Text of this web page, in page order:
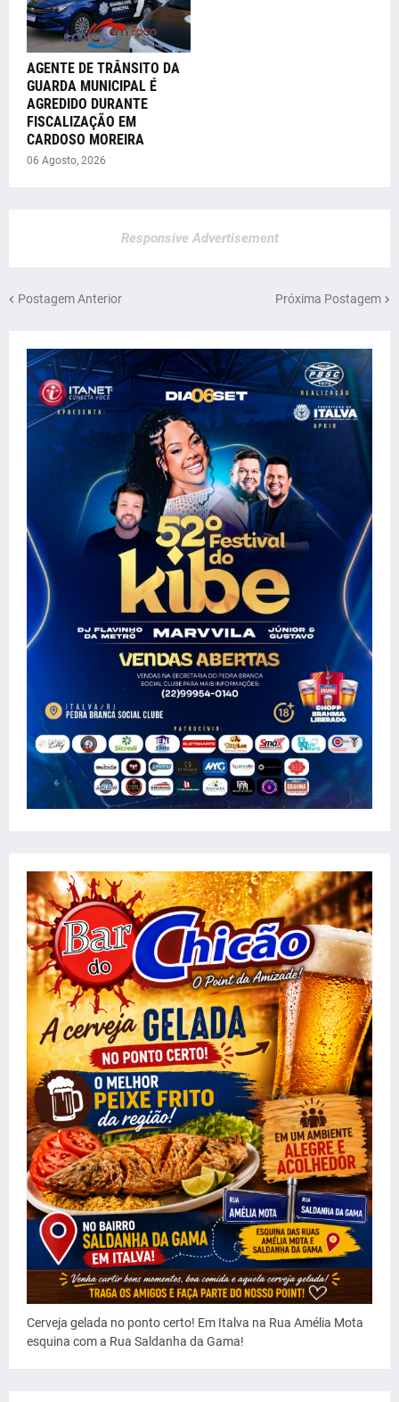
AGENTE DE TRÂNSITO DA
GUARDA MUNICIPAL É
AGREDIDO DURANTE
FISCALIZAÇÃO EM
CARDOSO MOREIRA
06 Agosto, 2026
Responsive Advertisement
Postagem Anterior Próxima Postagem
Cerveja gelada no ponto certo! Em Italva na Rua Amélia Mota
esquina com a Rua Saldanha da Gama!